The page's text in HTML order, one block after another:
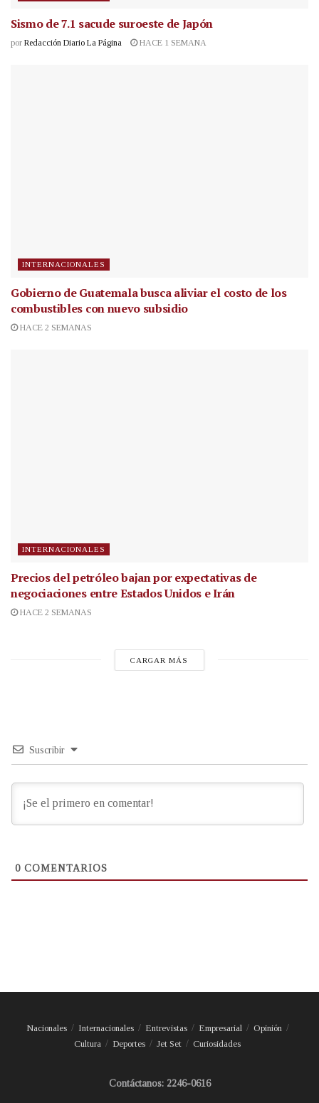
Sismo de 7.1 sacude suroeste de Japón
por Redacción Diario La Página HACE 1 SEMANA
INTERNACIONALES
Gobierno de Guatemala busca aliviar el costo de los
combustibles con nuevo subsidio
HACE 2 SEMANAS
INTERNACIONALES
Precios del petróleo bajan por expectativas de
negociaciones entre Estados Unidos e Irán
HACE 2 SEMANAS
CARGAR MÁS
Suscribir
0 COMENTARIOS
Nacionales Internacionales Entrevistas Empresarial
Opinión
Cultura
Deportes Jet Set Curiosidades
Contáctanos: 2246-0616